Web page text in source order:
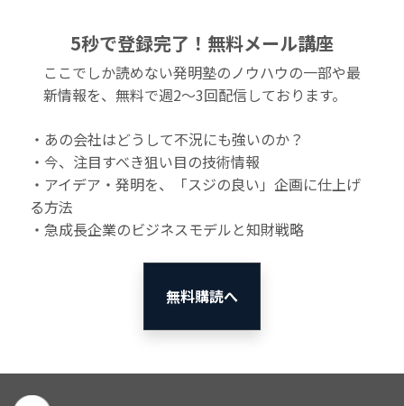
5秒で登録完了！無料メール講座
ここでしか読めない発明塾のノウハウの一部や最
新情報を、無料で週2〜3回配信しております。
・あの会社はどうして不況にも強いのか？
・今、注目すべき狙い目の技術情報
・アイデア・発明を、「スジの良い」企画に仕上げ
る方法
・急成長企業のビジネスモデルと知財戦略
無料購読へ